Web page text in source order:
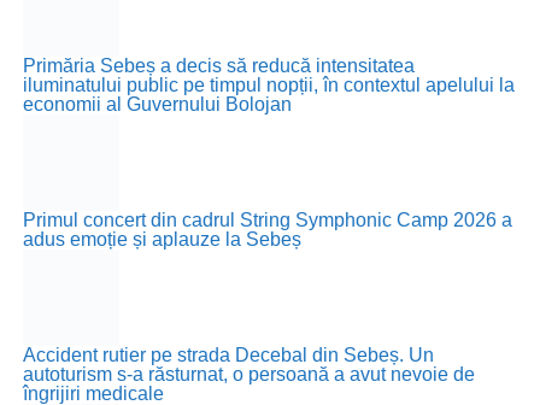
Primăria Sebeș a decis să reducă intensitatea
iluminatului public pe timpul nopții, în contextul apelului la
economii al Guvernului Bolojan
Primul concert din cadrul String Symphonic Camp 2026 a
adus emoție și aplauze la Sebeș
Accident rutier pe strada Decebal din Sebeș. Un
autoturism s-a răsturnat, o persoană a avut nevoie de
îngrijiri medicale